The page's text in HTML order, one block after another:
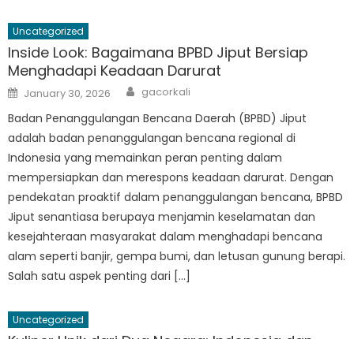
Uncategorized
Inside Look: Bagaimana BPBD Jiput Bersiap
Menghadapi Keadaan Darurat
Posted
on
January 30, 2026 Author
gacorkali
Badan Penanggulangan Bencana Daerah (BPBD) Jiput
adalah badan penanggulangan bencana regional di
Indonesia yang memainkan peran penting dalam
mempersiapkan dan merespons keadaan darurat. Dengan
pendekatan proaktif dalam penanggulangan bencana, BPBD
Jiput senantiasa berupaya menjamin keselamatan dan
kesejahteraan masyarakat dalam menghadapi bencana
alam seperti banjir, gempa bumi, dan letusan gunung berapi.
Salah satu aspek penting dari […]
Uncategorized